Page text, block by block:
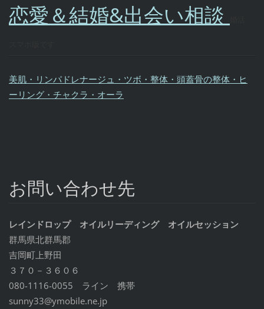
恋愛＆結婚&出会い相談
美肌・リンパドレナージュ・ツボ・整体・頭蓋骨の整体・ヒ
ーリング・チャクラ・オーラ
お問い合わせ先
レインドロップ オイルリーディング オイルセッション
群馬県北群馬郡
吉岡町上野田
３７０－３６０６
080-1116-0055 ライン 携帯
sunny33@ymobile.ne.jp